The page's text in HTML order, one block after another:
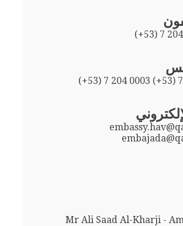
(+53) 7
(+53) 7 204 0003 (+53)
Mr Ali Saad Al-Kharji -